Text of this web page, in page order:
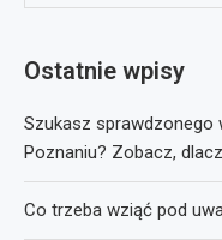
Ostatnie wpisy
Szukasz
Poznaniu? Zobacz,
Co trzeba wziąć pod